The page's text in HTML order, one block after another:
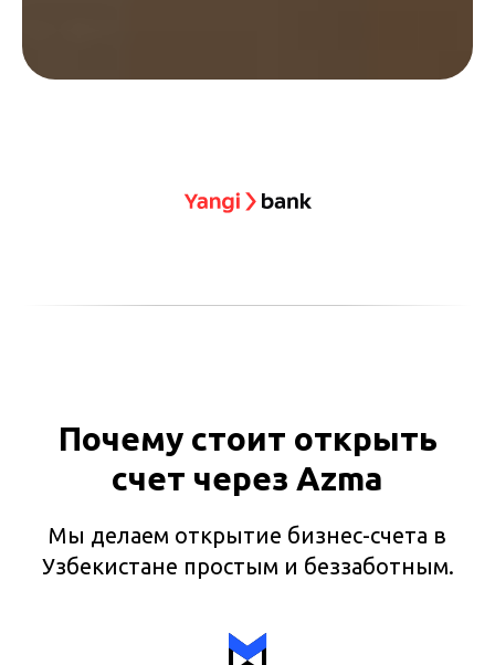
Почему стоит открыть
счет через Azma
Мы делаем открытие бизнес-счета в
Узбекистане простым и беззаботным.